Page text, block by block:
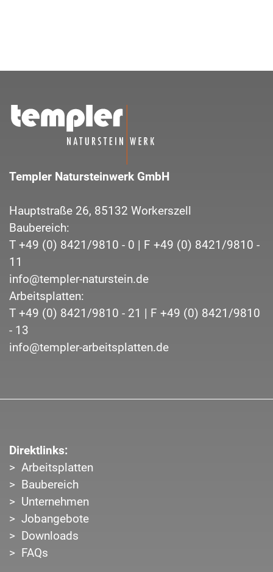
Templer Natursteinwerk GmbH
Hauptstraße 26, 85132 Workerszell
Baubereich:
T +49 (0) 8421/9810 - 0 | F +49 (0) 8421/9810 -
11
info@templer-naturstein.de
Arbeitsplatten:
T +49 (0) 8421/9810 - 21 | F +49 (0) 8421/9810
- 13
info@templer-arbeitsplatten.de
Direktlinks:
Arbeitsplatten
Baubereich
Unternehmen
Jobangebote
Downloads
FAQs